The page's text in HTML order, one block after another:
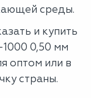
среды.
и купить
0,50 мм
оптом или в
страны.